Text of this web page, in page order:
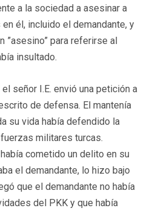
a la sociedad a asesinar a
él, incluido el demandante, y
”asesino” para referirse al
insultado.
señor I.E. envió una petición a
de defensa. El mantenía
su vida había defendido la
militares turcas.
cometido un delito en su
el demandante, lo hizo bajo
que el demandante no había
del PKK y que había